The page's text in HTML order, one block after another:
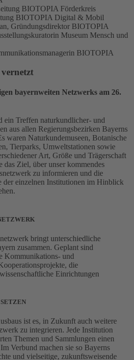
BIOTOPIA Förderkreis
BIOTOPIA Digital & Mobil
Gründungsdirektor BIOTOPIA
Museum Mensch und
BIOTOPIA
bayernweiten Netzwerks am 26.
ein Treffen naturkundlicher- und
aus allen Regierungsbezirken Bayerns
waren Naturkundemuseen, Botanische
Tierparks, Umweltstationen sowie
Art, Größe und Trägerschaft
das Ziel, über unser kommendes
zu informieren und die
der einzelnen Institutionen im Hinblick
bringt unterschiedliche
zusammen. Geplant sind
Kommunikations- und
die
Einrichtungen
ist es, in Zukunft auch weitere
zu integrieren. Jede Institution
Themen und Sammlungen einen
Verbund machen sie so Bayerns
und vielseitige, zukunftsweisende